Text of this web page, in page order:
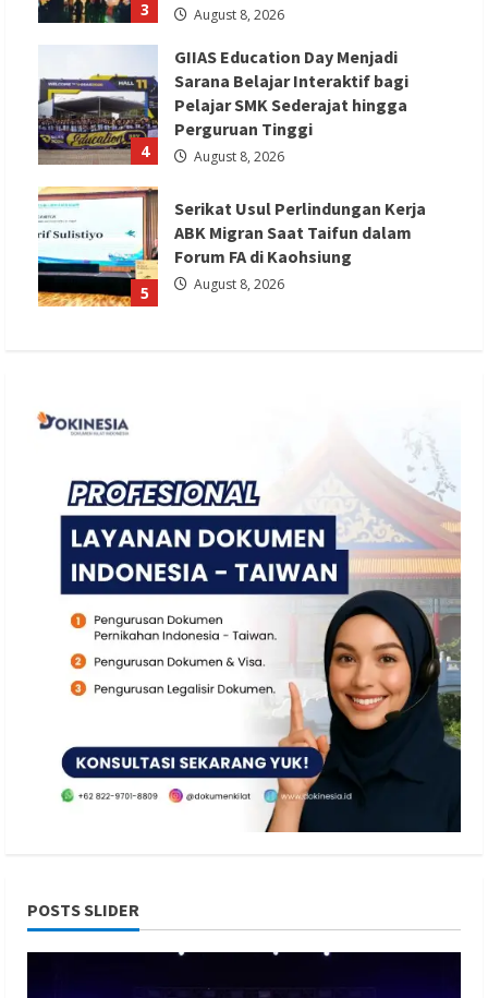
3 August 8, 2026
4
GIIAS Education Day Menjadi
Sarana Belajar Interaktif bagi
Pelajar SMK Sederajat hingga
Perguruan Tinggi
August 8, 2026
5
Serikat Usul Perlindungan Kerja
ABK Migran Saat Taifun dalam
Forum FA di Kaohsiung
August 8, 2026
POSTS SLIDER